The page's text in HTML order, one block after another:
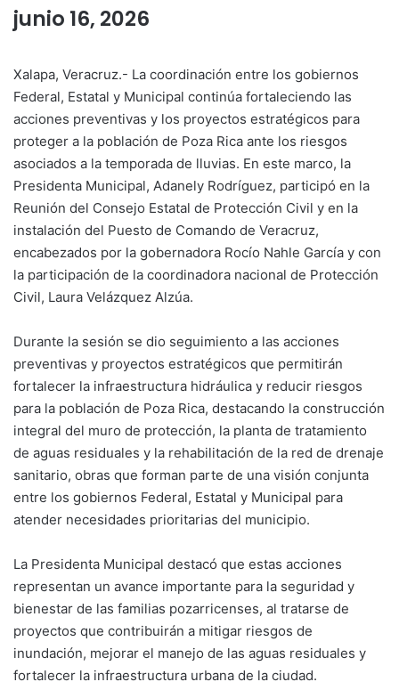
junio 16, 2026
Xalapa, Veracruz.- La coordinación entre los gobiernos
Federal, Estatal y Municipal continúa fortaleciendo las
acciones preventivas y los proyectos estratégicos para
proteger a la población de Poza Rica ante los riesgos
asociados a la temporada de lluvias. En este marco, la
Presidenta Municipal, Adanely Rodríguez, participó en la
Reunión del Consejo Estatal de Protección Civil y en la
instalación del Puesto de Comando de Veracruz,
encabezados por la gobernadora Rocío Nahle García y con
la participación de la coordinadora nacional de Protección
Civil, Laura Velázquez Alzúa.
Durante la sesión se dio seguimiento a las acciones
preventivas y proyectos estratégicos que permitirán
fortalecer la infraestructura hidráulica y reducir riesgos
para la población de Poza Rica, destacando la construcción
integral del muro de protección, la planta de tratamiento
de aguas residuales y la rehabilitación de la red de drenaje
sanitario, obras que forman parte de una visión conjunta
entre los gobiernos Federal, Estatal y Municipal para
atender necesidades prioritarias del municipio.
La Presidenta Municipal destacó que estas acciones
representan un avance importante para la seguridad y
bienestar de las familias pozarricenses, al tratarse de
proyectos que contribuirán a mitigar riesgos de
inundación, mejorar el manejo de las aguas residuales y
fortalecer la infraestructura urbana de la ciudad.